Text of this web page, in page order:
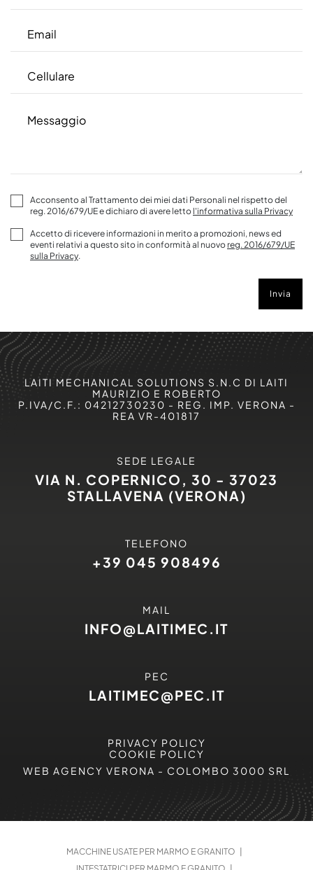
Acconsento al Trattamento dei miei dati Personali nel rispetto del
reg. 2016/679/UE e dichiaro di avere letto l'informativa sulla Privacy
Accetto di ricevere informazioni in merito a promozioni, news ed
eventi relativi a questo sito in conformità al nuovo reg. 2016/679/UE
sulla Privacy.
Invia
LAITI MECHANICAL SOLUTIONS S.N.C DI LAITI
MAURIZIO E ROBERTO
P.IVA/C.F.: 04212730230 - REG. IMP. VERONA -
REA VR-401817
SEDE LEGALE
VIA N. COPERNICO, 30 - 37023
STALLAVENA (VERONA)
TELEFONO
+39 045 908496
MAIL
INFO@LAITIMEC.IT
PEC
LAITIMEC@PEC.IT
PRIVACY POLICY
COOKIE POLICY
WEB AGENCY VERONA - COLOMBO 3000 SRL
MACCHINE USATE PER MARMO E GRANITO